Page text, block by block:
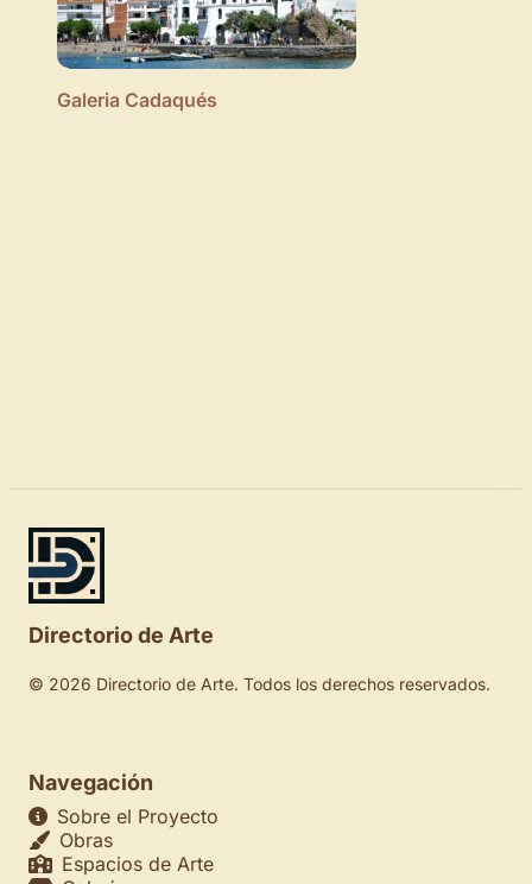
Galeria Cadaqués
Directorio de Arte
© 2026 Directorio de Arte. Todos los derechos reservados.
Navegación
Sobre el Proyecto
Obras
Espacios de Arte